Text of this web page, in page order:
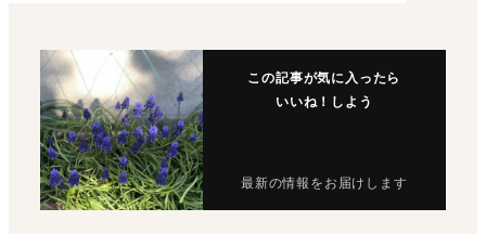
この記事が気に入ったら
いいね！しよう
最新の情報をお届けします